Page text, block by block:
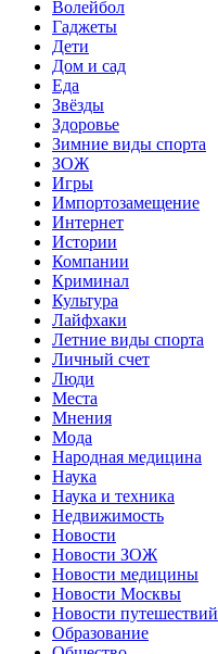
Волейбол
Гаджеты
Дети
Дом и сад
Еда
Звёзды
Здоровье
Зимние виды спорта
ЗОЖ
Игры
Импортозамещение
Интернет
Истории
Компании
Криминал
Культура
Лайфхаки
Летние виды спорта
Личный счет
Люди
Места
Мнения
Мода
Народная медицина
Наука
Наука и техника
Недвижимость
Новости
Новости ЗОЖ
Новости медицины
Новости Москвы
Новости путешествий
Образование